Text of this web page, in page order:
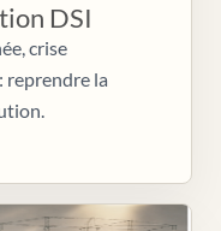
DSI
crise
reprendre la